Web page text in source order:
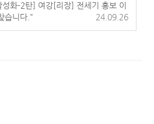
성화-2탄] 여강[리장] 전세기 홍보 이
습니다."
24.09.26